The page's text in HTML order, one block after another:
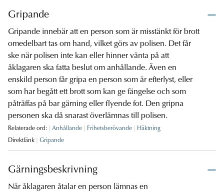
Gripande
Gripande innebär att en person som är misstänkt för brott
omedelbart tas om hand, vilket görs av polisen. Det får
ske när polisen inte kan eller hinner vänta på att
åklagaren ska fatta beslut om anhållande. Även en
enskild person får gripa en person som är efterlyst, eller
som har begått ett brott som kan ge fängelse och som
påträffas på bar gärning eller flyende fot. Den gripna
personen ska då snarast överlämnas till polisen.
Relaterade ord: Anhållande Frihetsberövande
Häktning
Direktlänk
Gripande
Gärningsbeskrivning
När åklagaren åtalar en person lämnas en